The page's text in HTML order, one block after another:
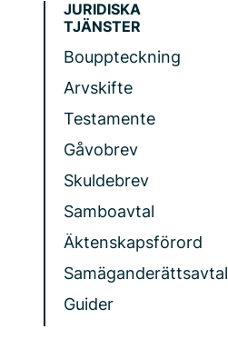
JURIDISKA
TJÄNSTER
Bouppteckning
Arvskifte
Testamente
Gåvobrev
Skuldebrev
Samboavtal
Äktenskapsförord
Samäganderättsavtal
Guider